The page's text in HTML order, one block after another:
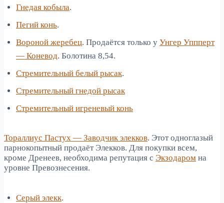
Гнедая кобыла.
Пегий конь.
Вороной жеребец. Продаётся только у Унгер Уппперт
— Коневод. Болотина 8,54.
Стремительный белый рысак.
Стремительный гнедой рысак
Стремительный игреневый конь
Тораллиус Пастух — Заводчик элекков. Этот одноглазый
парнокопытный продаёт Элекков. Для покупки всем,
кроме Дренеев, необходима репутация с Экзодаром на
уровне Превознесения.
Серый элекк.